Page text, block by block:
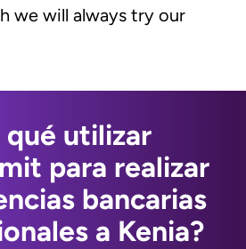
we will always try our
qué utilizar
para realizar
bancarias
a Kenia?